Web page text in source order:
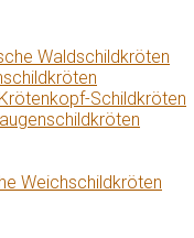
Waldschildkröten
Schildkröten
Weichschildkröten